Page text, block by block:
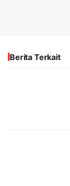
Berita Terkait